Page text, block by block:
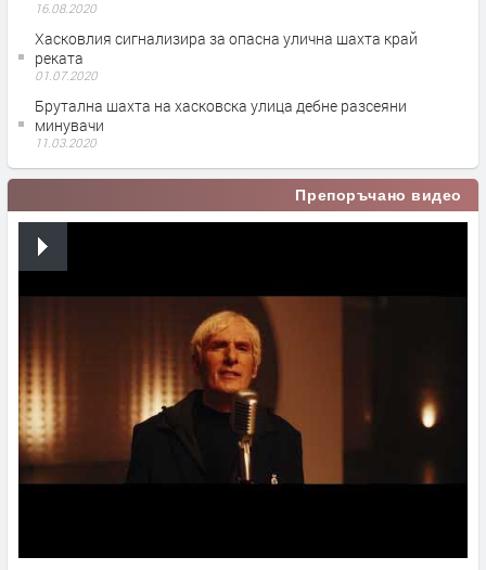
16.08.2020
Хасковлия сигнализира за опасна улична шахта край
реката
01.07.2020
Брутална шахта на хасковска улица дебне разсеяни
минувачи
11.03.2020
Препоръчано видео